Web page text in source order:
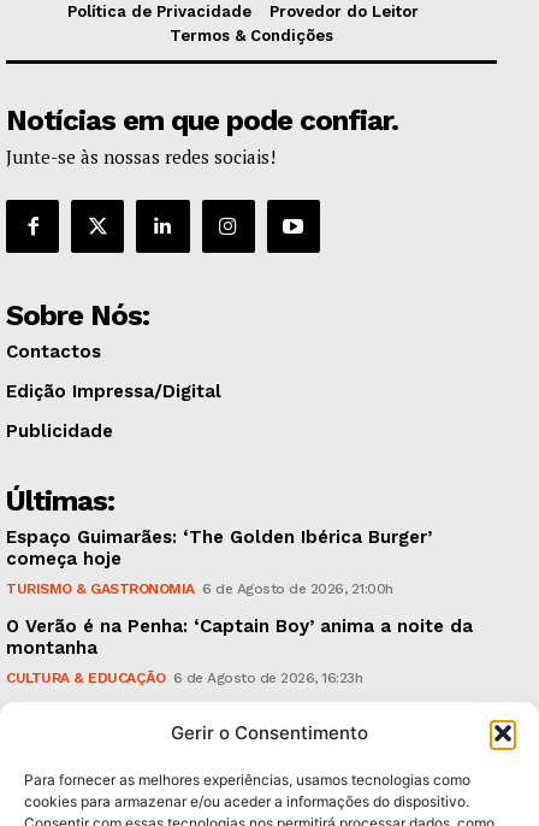
Gerir o Consentimento
Para fornecer as melhores experiências, usamos tecnologias como
cookies para armazenar e/ou aceder a informações do dispositivo.
Política de Privacidade
Provedor do Leitor
Termos & Condições
Notícias em que pode confiar.
Junte-se às nossas redes sociais!
Sobre Nós:
Contactos
Edição Impressa/Digital
Publicidade
Últimas:
Espaço Guimarães: ‘The Golden Ibérica Burger’
começa hoje
TURISMO & GASTRONOMIA 6 de Agosto de 2026, 21:00h
O Verão é na Penha: ‘Captain Boy’ anima a noite da
montanha
CULTURA & EDUCAÇÃO 6 de Agosto de 2026, 16:23h
em causa”, garante Ricardo Araújo